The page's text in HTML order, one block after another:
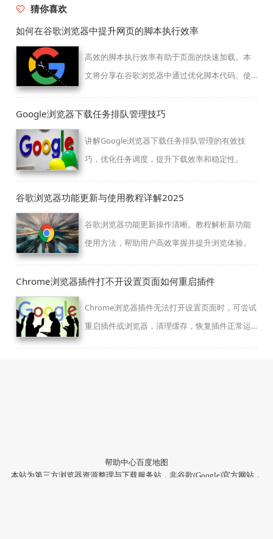
猜你喜欢
如何在谷歌浏览器中提升网页的脚本执行效率
高效的脚本执行效率有助于页面的快速加载。本
文将分享在谷歌浏览器中通过优化脚本代码、使
率，确保脚本能够顺利运行。
Google浏览器下载任务排队管理技巧
讲解Google浏览器下载任务排队管理的有效技
巧，优化任务调度，提升下载效率和稳定性。
谷歌浏览器功能更新与使用教程详解2025
谷歌浏览器功能更新操作清晰。教程解析新功能
使用方法，帮助用户高效掌握并提升浏览体验。
Chrome浏览器插件打不开设置页面如何重启插件
Chrome浏览器插件无法打开设置页面时，可尝试
重启插件或浏览器，清理缓存，恢复插件正常运
帮助中心百度地图
本站为第三方浏览器资源整理与下载服务站，非谷歌(Google)官方网站，